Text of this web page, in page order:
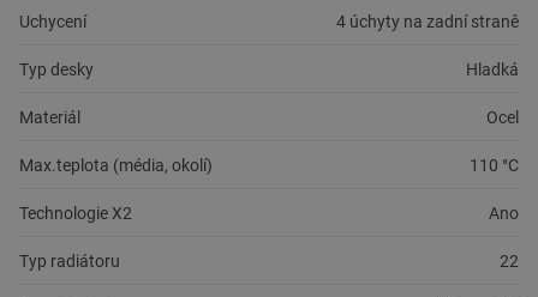
Uchycení 4 úchyty na zadní straně
Typ desky Hladká
Materiál Ocel
Max.teplota (média, okolí) 110 °C
Technologie X2 Ano
Typ radiátoru 22